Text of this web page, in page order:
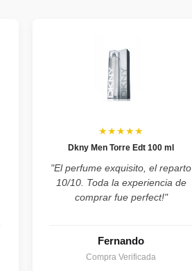
★★★★★
Dkny Men Torre Edt 100 ml
"El perfume exquisito, el reparto
10/10. Toda la experiencia de
comprar fue perfect!"
Fernando
Compra Verificada